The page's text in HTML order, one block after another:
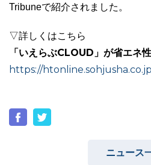
ホームページ制作について
Tribuneで紹介されました。
▽詳しくはこちら
「いえらぶCLOUD」が省エネ
https://
ニュース